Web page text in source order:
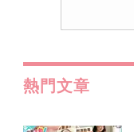
熱門文章